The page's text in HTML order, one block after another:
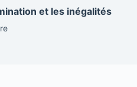
et les inégalités